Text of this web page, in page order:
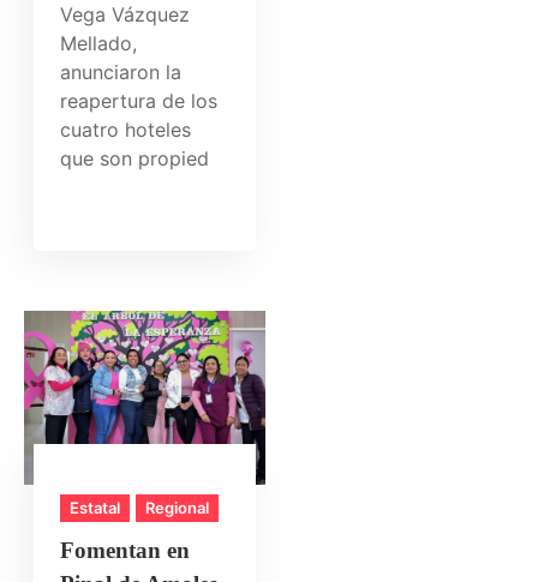
Vega Vázquez
Mellado,
anunciaron la
reapertura de los
cuatro hoteles
que son propied
Estatal Regional
Fomentan en